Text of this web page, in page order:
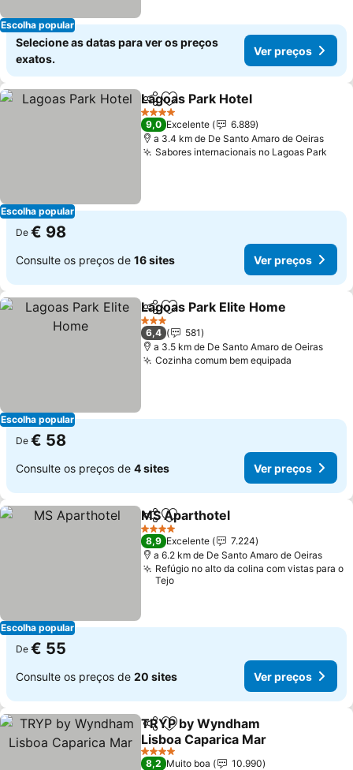
Escolha popular
Selecione as datas para ver os preços
exatos.
Ver preços
Escolha popular
PartilharAdicionar aos favoritos
Lagoas Park Hotel
4 Estrelas
9,0 Excelente
6.889
a 3.4 km de De Santo Amaro de Oeiras
Sabores internacionais no Lagoas Park
De € 98
Consulte os preços de 16 sites Ver preços
Escolha popular
PartilharAdicionar aos favoritos
Lagoas Park Elite Home
3 Estrelas
6,4
581
a 3.5 km de De Santo Amaro de Oeiras
Cozinha comum bem equipada
De € 58
Consulte os preços de 4 sites Ver preços
Escolha popular
PartilharAdicionar aos favoritos
MS Aparthotel
4 Estrelas
8,9 Excelente
7.224
a 6.2 km de De Santo Amaro de Oeiras
Refúgio no alto da colina com vistas para o
Tejo
De € 55
Consulte os preços de 20 sites Ver preços
PartilharAdicionar aos favoritos
TRYP by Wyndham
Lisboa Caparica Mar
Ver preços
4 Estrelas
8,2 Muito boa
10.990